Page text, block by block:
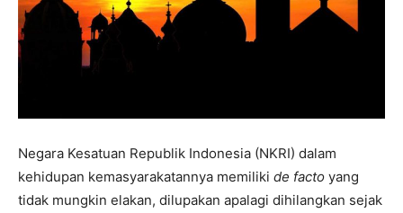
Negara Kesatuan Republik Indonesia (NKRI) dalam
kehidupan kemasyarakatannya memiliki de facto yang
tidak mungkin elakan, dilupakan apalagi dihilangkan sejak